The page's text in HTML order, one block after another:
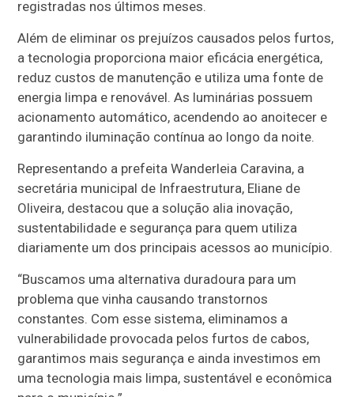
registradas nos últimos meses.
Além de eliminar os prejuízos causados pelos furtos,
a tecnologia proporciona maior eficácia energética,
reduz custos de manutenção e utiliza uma fonte de
energia limpa e renovável. As luminárias possuem
acionamento automático, acendendo ao anoitecer e
garantindo iluminação contínua ao longo da noite.
Representando a prefeita Wanderleia Caravina, a
secretária municipal de Infraestrutura, Eliane de
Oliveira, destacou que a solução alia inovação,
sustentabilidade e segurança para quem utiliza
diariamente um dos principais acessos ao município.
“Buscamos uma alternativa duradoura para um
problema que vinha causando transtornos
constantes. Com esse sistema, eliminamos a
vulnerabilidade provocada pelos furtos de cabos,
garantimos mais segurança e ainda investimos em
uma tecnologia mais limpa, sustentável e econômica